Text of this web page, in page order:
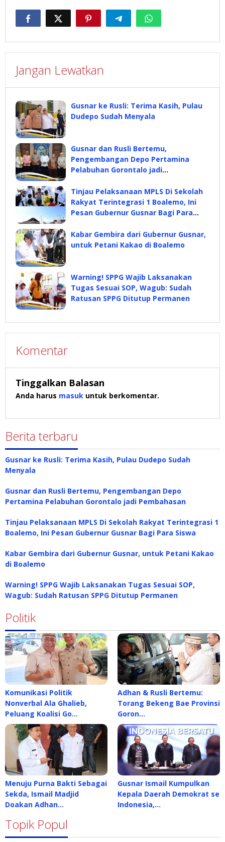
Jangan Lewatkan
Gusnar ke Rusli: Terima Kasih, Pulau
Dudepo Sudah Menyala
Gusnar dan Rusli Bertemu,
Pengembangan Depo Pertamina
Pelabuhan Gorontalo jadi
Tinjau Pelaksanaan MPLS Di Sekolah
Rakyat Terintegrasi 1 Boalemo, Ini
Pesan Gubernur Gusnar Bagi Para
Kabar Gembira dari Gubernur Gusnar,
untuk Petani Kakao di Boalemo
Warning! SPPG Wajib Laksanakan
Tugas Sesuai SOP, Wagub: Sudah
Ratusan SPPG Ditutup Permanen
Komentar
Tinggalkan Balasan
Anda harus masuk untuk berkomentar.
Berita terbaru
Gusnar ke Rusli: Terima Kasih, Pulau Dudepo Sudah
Menyala
Gusnar dan Rusli Bertemu, Pengembangan Depo
Pertamina Pelabuhan Gorontalo jadi Pembahasan
Tinjau Pelaksanaan MPLS Di Sekolah Rakyat Terintegrasi 1
Boalemo, Ini Pesan Gubernur Gusnar Bagi Para Siswa
Kabar Gembira dari Gubernur Gusnar, untuk Petani Kakao
di Boalemo
Warning! SPPG Wajib Laksanakan Tugas Sesuai SOP,
Wagub: Sudah Ratusan SPPG Ditutup Permanen
Politik
Komunikasi Politik
Nonverbal Ala Ghalieb,
Peluang Koalisi Go…
Adhan & Rusli Bertemu:
Torang Bekeng Bae Provinsi
Goron…
Menuju Purna Bakti Sebagai
Sekda, Ismail Madjid
Doakan Adhan…
Gusnar Ismail Kumpulkan
Kepala Daerah Demokrat se
Indonesia,…
Topik Popul